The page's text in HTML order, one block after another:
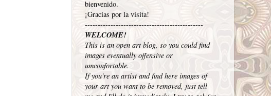
bienvenido.
¡Gracias por la visita!
----------------------------------------------
WELCOME!
This is an open art blog, so you could find
images eventually offensive or
umconfortable.
If you're an artist and find here images of
your art you want to be removed, just tell